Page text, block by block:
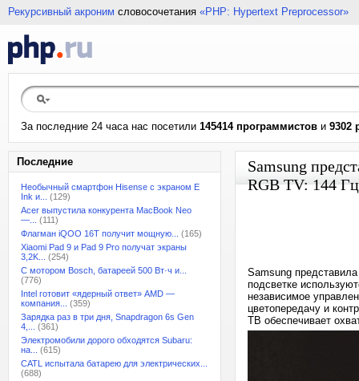
Рекурсивный акроним словосочетания «PHP: Hypertext Preprocessor»
За последние 24 часа нас посетили 145414 программистов и 9302
Последние
Необычный смартфон Hisense с экраном E
Ink и...
(129)
Acer выпустила конкурента MacBook Neo
—...
(111)
Флагман iQOO 16T получит мощную...
(165)
Xiaomi Pad 9 и Pad 9 Pro получат экраны
3,2K...
(254)
С мотором Bosch, батареей 500 Вт·ч и...
(776)
Intel готовит «ядерный ответ» AMD —
компания...
(359)
Зарядка раз в три дня, Snapdragon 6s Gen
4,...
(361)
Электромобили дорого обходятся Subaru:
на...
(615)
CATL испытала батарею для электрических...
(688)
Samsung
RGB TV: 144
Samsung
подсветке
независимое
цветопередачу и
ТВ обеспечивает